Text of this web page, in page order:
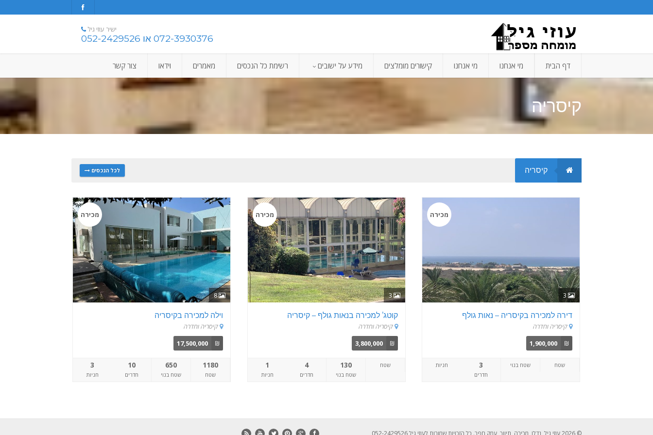
ישיר עוזי גיל
072-3930376 או 052-2429526
דף הבית מי אנחנו מי אנחנו קישורים מומלצים מידע על ישובים רשימת כל הנכסים מאמרים וידאו צור קשר
קיסריה
לכל הנכסים קיסריה
8
מכירה
וילה למכירה בקיסריה
קיסריה וחדרה
₪
17,500,000
1180
שטח
650
שטח בנוי
10
חדרים
3
חניות
3
מכירה
קוטג’ למכירה בנאות גולף – קיסריה
קיסריה וחדרה
₪
3,800,000
שטח 130
שטח בנוי
4
חדרים
1
חניות
3
מכירה
דירה למכירה בקיסריה – נאות גולף
קיסריה וחדרה
₪
1,900,000
שטח שטח בנוי 3
חדרים
חניות